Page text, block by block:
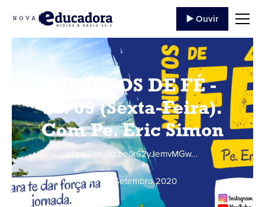
▶️ Ouvir
MINUTOS DE FÉ -
25/09 (Sexta-Feira).
Com Pe. Eric Simon
https://youtu.be/k62yJemvMGw...
25 de Setembro,2020